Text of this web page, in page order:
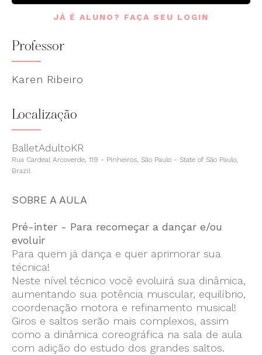
JÁ É ALUNO? FAÇA SEU LOGIN
Professor
Karen Ribeiro
Localização
BalletAdultoKR
Rua Cardeal Arcoverde, 119 - Pinheiros, São Paulo - State of São Paulo,
Brazil
SOBRE A AULA
Pré-inter - Para recomeçar a dançar e/ou
evoluir
Para quem já dança e quer aprimorar sua
técnica!
Neste nível técnico você evoluirá sua dinâmica,
aumentando sua potência muscular, equilíbrio,
coordenação motora e refinamento musical!
Giros e saltos serão mais complexos, assim
como a dinâmica coreográfica na sala de aula
com adição do estudo dos grandes saltos.